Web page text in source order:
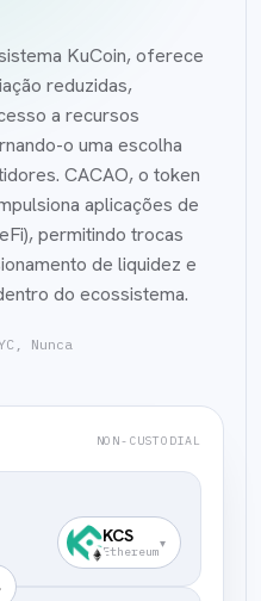
KuCoin, oferece
reduzidas,
a recursos
o uma escolha
CACAO, o token
aplicações de
permitindo trocas
de liquidez e
do ecossistema.
Nunca
NON-CUSTODIAL
KCS
Ethereum
▾